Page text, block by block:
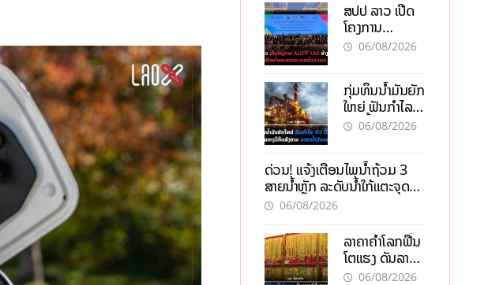
ສປປ ລາວ ເປີດ
ໂຄງການ
ALERT-LAO
ລະບາດທົ່ວ
ປະເທດ
06/08/2026
ກຸ່ມທຶນນ້ຳມັນຍັກ
ໃຫຍ່ ຟັນກຳໄລ
93 ຕື້ໂດລາ
ນໍ້າມັນແພງ
06/08/2026
ດ່ວນ! ແຈ້ງເຕືອນໄພນໍ້າຖ້ວມ 3
ສາຍນໍ້າຫຼັກ ລະດັບນໍ້າໃກ້ແຕະຈຸດ
ອັນຕະລາຍ
06/08/2026
ລາຄາຄຳໂລກຟື້ນ
ໂຕແຮງ ດັນລາຄາ
ຄຳໃນລາວທະລຸ
06/08/2026